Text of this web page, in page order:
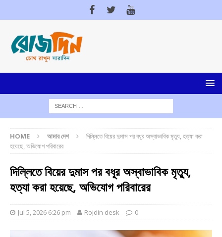
HOME আমার দেশ
দিল্লিতে বিয়ের দুমাস পর বধূর অস্বাভাবিক মৃত্যু, হত্যা করা
হয়েছে, অভিযোগ পরিবারের
দিল্লিতে বিয়ের দুমাস পর বধূর অস্বাভাবিক মৃত্যু,
হত্যা করা হয়েছে, অভিযোগ পরিবারের
Jul 5, 2026 6:26 pm Rojdin desk 0